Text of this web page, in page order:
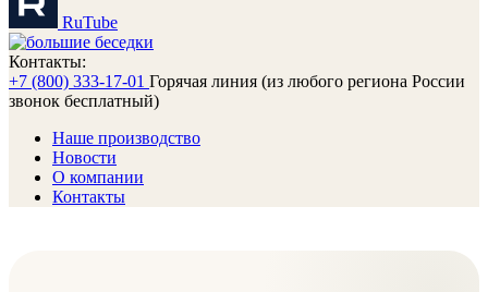
RuTube
Контакты:
+7 (800) 333-17-01 Горячая линия (из любого региона России
звонок бесплатный)
Наше производство
Новости
О компании
Контакты